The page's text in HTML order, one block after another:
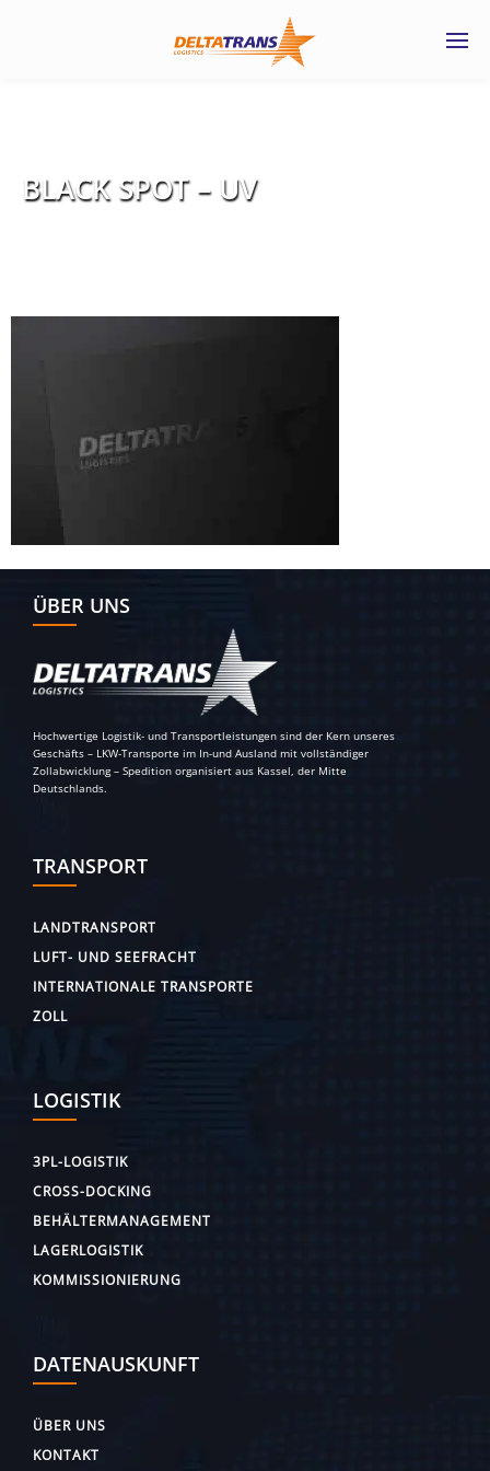
BLACK SPOT – UV
ÜBER UNS
Hochwertige Logistik- und Transportleistungen sind der Kern unseres
Geschäfts – LKW-Transporte im In-und Ausland mit vollständiger
Zollabwicklung – Spedition organisiert aus Kassel, der Mitte
Deutschlands.
TRANSPORT
LANDTRANSPORT
LUFT- UND SEEFRACHT
INTERNATIONALE TRANSPORTE
ZOLL
LOGISTIK
3PL-LOGISTIK
CROSS-DOCKING
BEHÄLTERMANAGEMENT
LAGERLOGISTIK
KOMMISSIONIERUNG
DATENAUSKUNFT
ÜBER UNS
KONTAKT